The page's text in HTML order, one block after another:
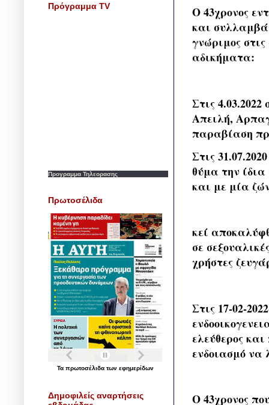
Ο 43χρονος
και
γνώριμος
αδικήματα:
Στις
Απειλή,
παραβίαση
Στις
θύμα την
και με μία
κεί
σε
χρήστες
Στις 17-02-
ελεύθερος
ενδοιασμό να
Ο 43χρονος
Πρόγραμμα TV
Προγραμμα Τηλεορασης
Πρωτοσέλιδα
Τα πρωτοσέλιδα των εφημερίδων
Δημοφιλείς αναρτήσεις